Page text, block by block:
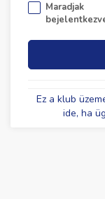
Maradjak
Ez a klub
ide, ha